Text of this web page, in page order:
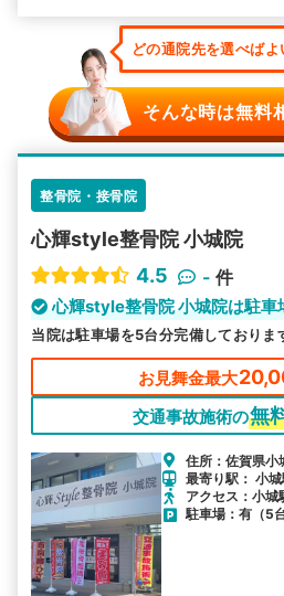
どの通院先を選べば
そんな時は無料
整骨院・接骨院
心輝style整骨院 小城院
4.5
- 件
心輝style整骨院 小城院は駐車
当院は駐車場を5台分完備しておりま
お見舞金最大
交通事故施術の無
住所：佐賀県
最寄り駅： 小
アクセス：小城
駐車場：有（5台